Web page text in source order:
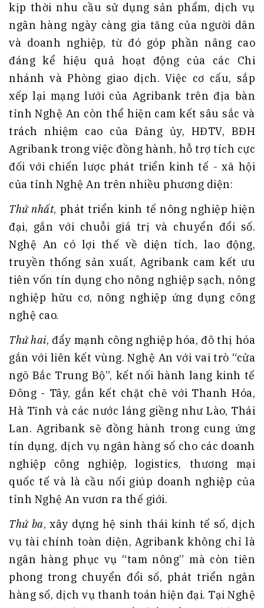
kịp thời nhu cầu sử dụng sản phẩm, dịch vụ
ngân hàng ngày càng gia tăng của người dân
và doanh nghiệp, từ đó góp phần nâng cao
đáng kể hiệu quả hoạt động của các Chi
nhánh và Phòng giao dịch. Việc cơ cấu, sắp
xếp lại mạng lưới của Agribank trên địa bàn
tỉnh Nghệ An còn thể hiện cam kết sâu sắc và
trách nhiệm cao của Đảng ủy, HĐTV, BĐH
Agribank trong việc đồng hành, hỗ trợ tích cực
đối với chiến lược phát triển kinh tế - xã hội
của tỉnh Nghệ An trên nhiều phương diện:
Thứ nhất, phát triển kinh tế nông nghiệp hiện
đại, gắn với chuỗi giá trị và chuyển đổi số.
Nghệ An có lợi thế về diện tích, lao động,
truyền thống sản xuất, Agribank cam kết ưu
tiên vốn tín dụng cho nông nghiệp sạch, nông
nghiệp hữu cơ, nông nghiệp ứng dụng công
nghệ cao.
Thứ hai, đẩy mạnh công nghiệp hóa, đô thị hóa
gắn với liên kết vùng. Nghệ An với vai trò “cửa
ngõ Bắc Trung Bộ”, kết nối hành lang kinh tế
Đông - Tây, gắn kết chặt chẽ với Thanh Hóa,
Hà Tĩnh và các nước láng giềng như Lào, Thái
Lan. Agribank sẽ đồng hành trong cung ứng
tín dụng, dịch vụ ngân hàng số cho các doanh
nghiệp công nghiệp, logistics, thương mại
quốc tế và là cầu nối giúp doanh nghiệp của
tỉnh Nghệ An vươn ra thế giới.
Thứ ba, xây dựng hệ sinh thái kinh tế số, dịch
vụ tài chính toàn diện, Agribank không chỉ là
ngân hàng phục vụ “tam nông” mà còn tiên
phong trong chuyển đổi số, phát triển ngân
hàng số, dịch vụ thanh toán hiện đại. Tại Nghệ